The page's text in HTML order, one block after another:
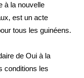
à la nouvelle
est un acte
tous les guinéens.
de Oui à la
conditions les